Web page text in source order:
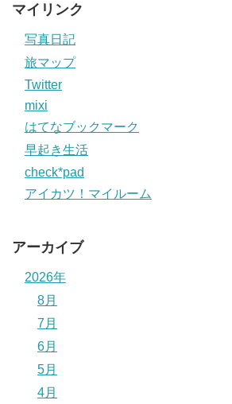
マイリンク
写真日記
旅マップ
Twitter
mixi
はてなブックマーク
早起き生活
check*pad
アイカツ！マイルーム
アーカイブ
2026年
8月
7月
6月
5月
4月